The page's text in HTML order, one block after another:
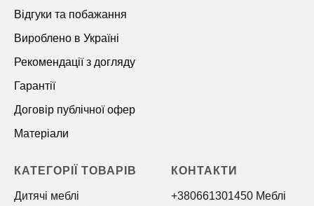
Відгуки та побажання
Вироблено в Україні
Рекомендації з догляду
Гарантії
Договір публічної офер
Матеріали
КАТЕГОРІЇ ТОВАРІВ
Дитячі меблі
КОНТАКТИ
+380661301450 Меблі